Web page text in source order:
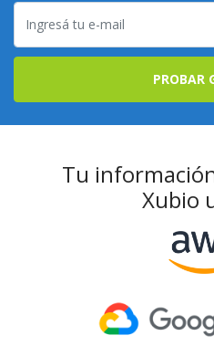
PROBAR
Tu
Xubio